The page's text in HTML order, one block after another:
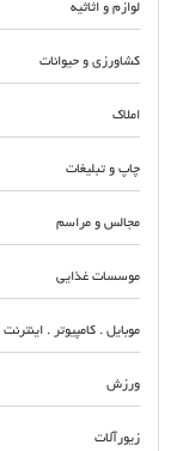
لوازم و اثاثیه
کشاورزی و حیوانات
املاک
چاپ و تبلیغات
مجالس و مراسم
موسسات غذایی
موبایل . کامپیوتر . اینترنت
ورزش
زیورآلات